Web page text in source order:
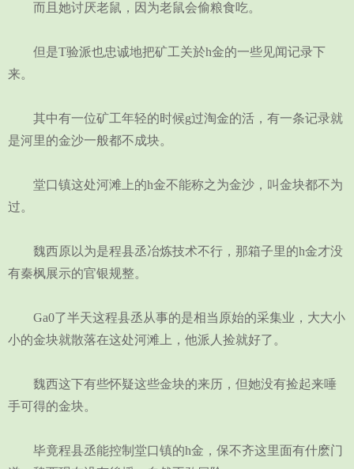
而且她讨厌老鼠，因为老鼠会偷粮食吃。
但是T验派也忠诚地把矿工关於h金的一些见闻记录下
来。
其中有一位矿工年轻的时候g过淘金的活，有一条记录就
是河里的金沙一般都不成块。
堂口镇这处河滩上的h金不能称之为金沙，叫金块都不为
过。
魏西原以为是程县丞冶炼技术不行，那箱子里的h金才没
有秦枫展示的官银规整。
Ga0了半天这程县丞从事的是相当原始的采集业，大大小
小的金块就散落在这处河滩上，他派人捡就好了。
魏西这下有些怀疑这些金块的来历，但她没有捡起来唾
手可得的金块。
毕竟程县丞能控制堂口镇的h金，保不齐这里面有什麽门